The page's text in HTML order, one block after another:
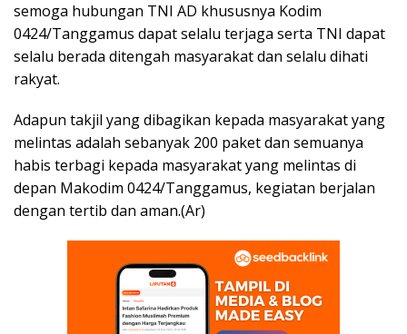
semoga hubungan TNI AD khususnya Kodim
0424/Tanggamus dapat selalu terjaga serta TNI dapat
selalu berada ditengah masyarakat dan selalu dihati
rakyat.
Adapun takjil yang dibagikan kepada masyarakat yang
melintas adalah sebanyak 200 paket dan semuanya
habis terbagi kepada masyarakat yang melintas di
depan Makodim 0424/Tanggamus, kegiatan berjalan
dengan tertib dan aman.(Ar)